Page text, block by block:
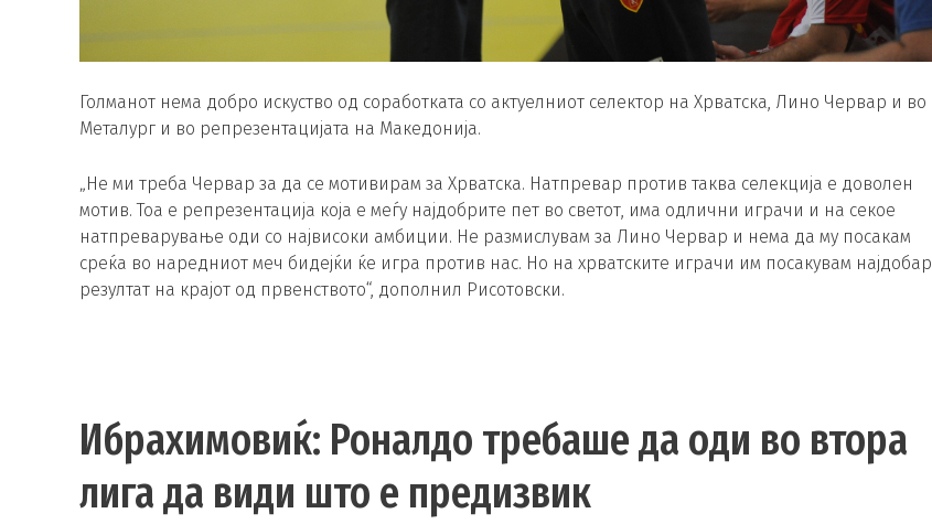
Голманот нема добро искуство од соработката со актуелниот селектор на Хрватска, Лино Червар и во
Металург и во репрезентацијата на Македонија.
„Не ми треба Червар за да се мотивирам за Хрватска. Натпревар против таква селекција е доволен
мотив. Тоа е репрезентација која е меѓу најдобрите пет во светот, има одлични играчи и на секое
натпреварување оди со највисоки амбиции. Не размислувам за Лино Червар и нема да му посакам
среќа во наредниот меч бидејќи ќе игра против нас. Но на хрватските играчи им посакувам најдобар
резултат на крајот од првенството“, дополнил Рисотовски.
Ибрахимовиќ: Роналдо требаше да оди во втора
лига да види што е предизвик